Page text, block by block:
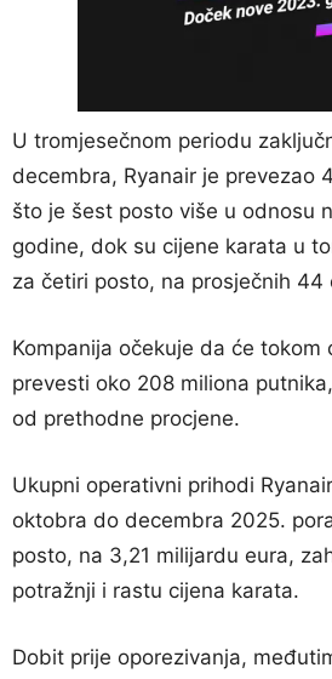
U tromjesečnom periodu
decembra, Ryanair je prevezao
što je šest posto više u odnosu
godine, dok su cijene karata u
za četiri posto, na prosječnih 44
Kompanija očekuje da će tokom
prevesti oko 208 miliona
od prethodne procjene.
Ukupni operativni prihodi
oktobra do decembra 2025.
posto, na 3,21 milijardu eura,
potražnji i rastu cijena karata.
Dobit prije oporezivanja,